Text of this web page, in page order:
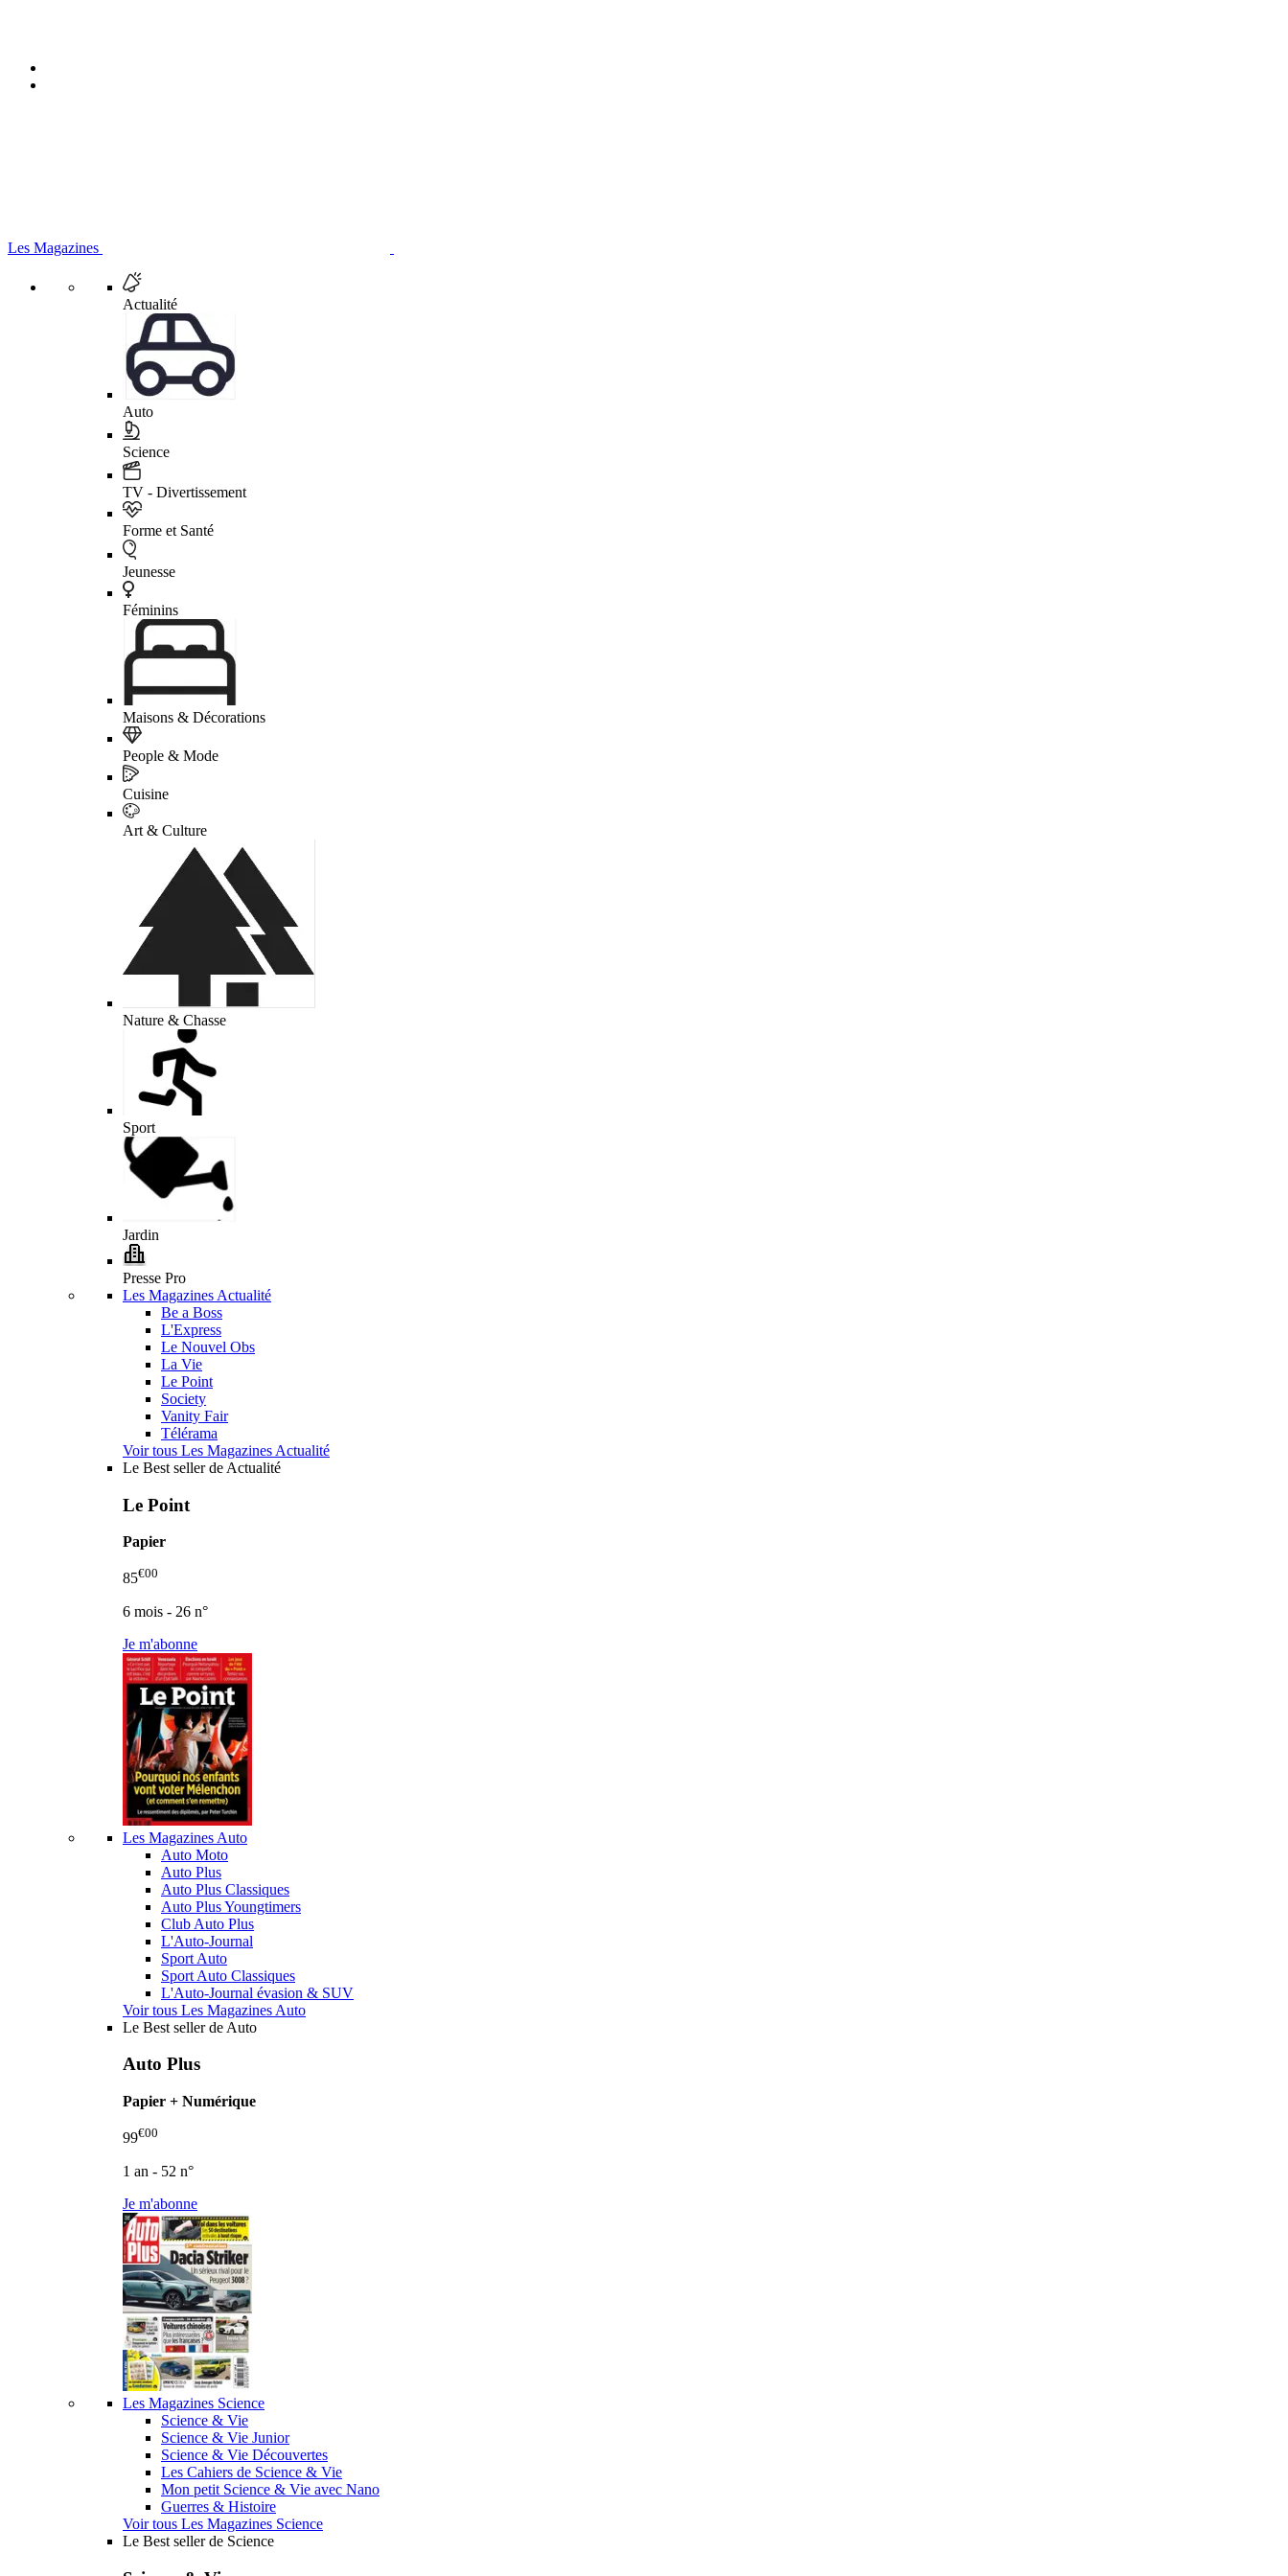
Les Magazines
Actualité
Auto
Science
TV - Divertissement
Forme et Santé
Jeunesse
Féminins
Maisons & Décorations
People & Mode
Cuisine
Art & Culture
Nature & Chasse
Sport
Jardin
Presse Pro
Les Magazines Actualité
Be a Boss
L'Express
Le Nouvel Obs
La Vie
Le Point
Society
Vanity Fair
Télérama
Voir tous Les Magazines Actualité
Le Best seller de Actualité
Le Point
Papier
85€00
6 mois - 26 n°
Je m'abonne
Les Magazines Auto
Auto Moto
Auto Plus
Auto Plus Classiques
Auto Plus Youngtimers
Club Auto Plus
L'Auto-Journal
Sport Auto
Sport Auto Classiques
L'Auto-Journal évasion & SUV
Voir tous Les Magazines Auto
Le Best seller de Auto
Auto Plus
Papier + Numérique
99€00
1 an - 52 n°
Je m'abonne
Les Magazines Science
Science & Vie
Science & Vie Junior
Science & Vie Découvertes
Les Cahiers de Science & Vie
Mon petit Science & Vie avec Nano
Guerres & Histoire
Voir tous Les Magazines Science
Le Best seller de Science